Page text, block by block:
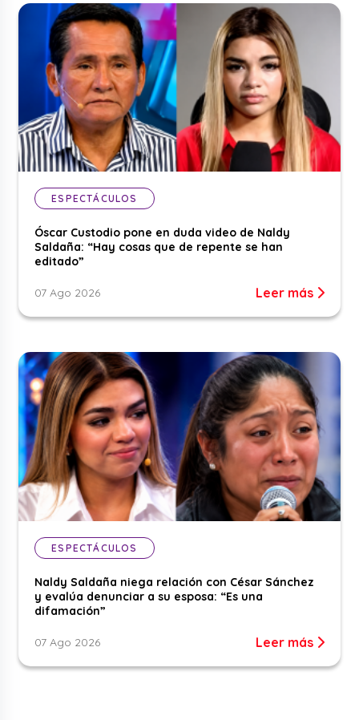
ESPECTÁCULOS
Óscar Custodio pone en duda video de Naldy
Saldaña: “Hay cosas que de repente se han
editado”
07 Ago 2026 Leer más
ESPECTÁCULOS
Naldy Saldaña niega relación con César Sánchez
y evalúa denunciar a su esposa: “Es una
difamación”
07 Ago 2026 Leer más